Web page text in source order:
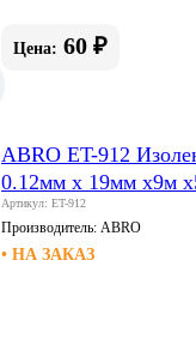
Цена: 60 ₽
ABRO ET-912
0.12мм х 19мм х9м
Артикул: ET-912
Производитель: ABRO
• НА ЗАКАЗ